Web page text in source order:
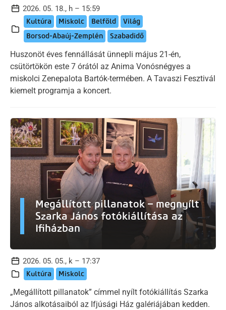
2026. 05. 18., h – 15:59
Kultúra Miskolc Belföld
Világ
Borsod-Abaúj-Zemplén
Szabadidő
Huszonöt éves fennállását ünnepli május 21-én,
csütörtökön este 7 órától az Anima Vonósnégyes a
miskolci Zenepalota Bartók-termében. A Tavaszi Fesztivál
kiemelt programja a koncert.
Megállított pillanatok – megnyílt
Szarka János fotókiállítása az
Ifiházban
2026. 05. 05., k – 17:37
Kultúra Miskolc
„Megállított pillanatok” címmel nyílt fotókiállítás Szarka
János alkotásaiból az Ifjúsági Ház galériájában kedden.